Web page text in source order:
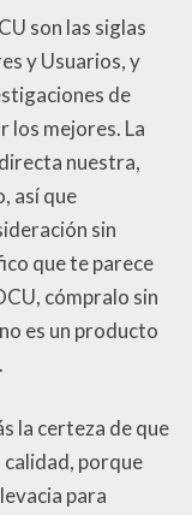
son las siglas
y Usuarios, y
de
los mejores. La
nuestra,
así que
sin
que te parece
cómpralo sin
es un producto
la certeza de que
calidad, porque
para